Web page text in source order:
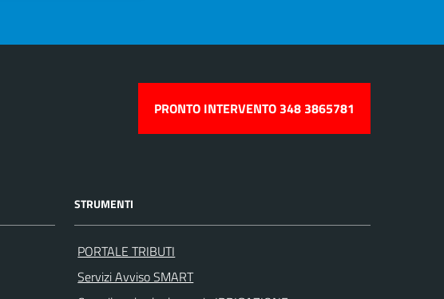
PRONTO INTERVENTO 348 3865781
STRUMENTI
PORTALE TRIBUTI
Servizi Avviso SMART